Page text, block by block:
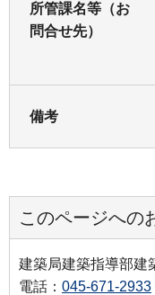
所管課名等（お
問合せ先）
備考
このページへの
建築局建築指導部建
電話： 045-671-2933